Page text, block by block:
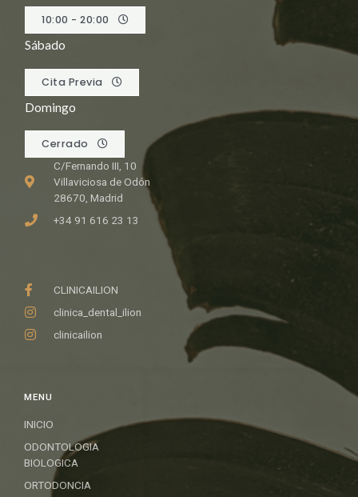
MENU
INICIO
ODONTOLOGIA
BIOLOGICA
ORTODONCIA
10:00 - 20:00
Sábado
Cita Previa
Domingo
Cerrado
C/Fernando III, 10
Villaviciosa de Odón
28670, Madrid
+34 91 616 23 13
CLINICAILION
clinica_dental_ilion
clinicailion